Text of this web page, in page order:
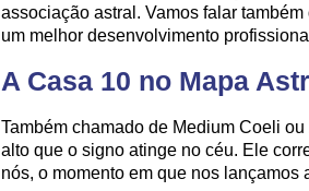
associação astral. Vamos falar
um melhor desenvolvimento
A Casa 10 no Mapa
Também chamado de Medium Coeli ou
alto que o signo atinge no céu. Ele
nós, o momento em que nos